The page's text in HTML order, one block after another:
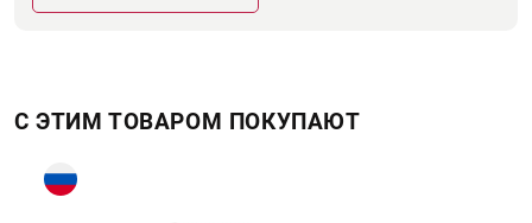
С ЭТИМ ТОВАРОМ ПОКУПАЮТ